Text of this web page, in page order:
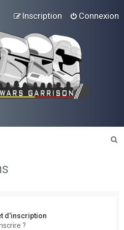
Connexion
Inscription
d’inscription
?